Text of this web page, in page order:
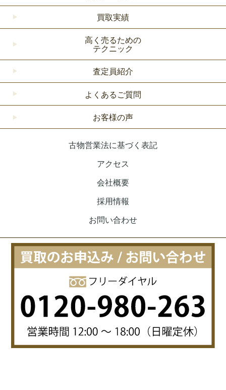
買取実績
高く売るための
テクニック
査定員紹介
よくあるご質問
お客様の声
古物営業法に基づく表記
アクセス
会社概要
採用情報
お問い合わせ